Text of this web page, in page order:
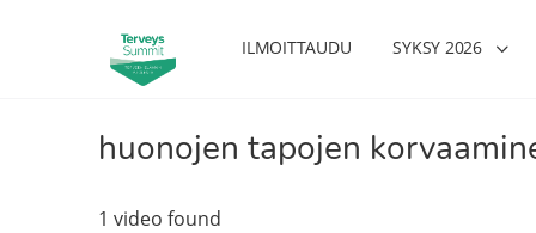
ILMOITTAUDU SYKSY 2026
huonojen tapojen
1 video found